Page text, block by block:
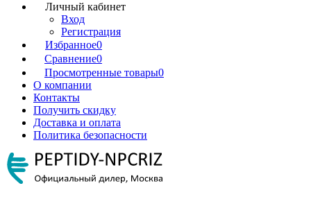
Личный кабинет
Вход
Регистрация
Избранное0
Сравнение0
Просмотренные товары0
О компании
Контакты
Получить скидку
Доставка и оплата
Политика безопасности